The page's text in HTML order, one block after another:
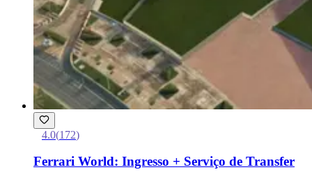
4.0(172)
Ferrari World: Ingresso + Serviço de Transfer